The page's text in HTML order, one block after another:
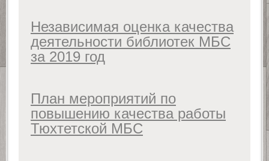
Независимая оценка качества
деятельности библиотек МБС
за 2019 год
План мероприятий по
повышению качества работы
Тюхтетской МБС